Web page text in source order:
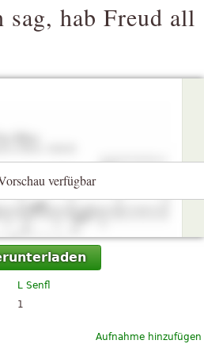
sag, hab Freud all
verfügbar
L Senfl
1
Aufnahme hinzufügen